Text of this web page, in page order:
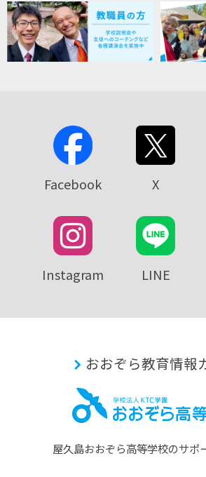
Facebook X
Instagram LINE
おおぞら教育情報
屋久島おおぞら⾼等学校のサポ